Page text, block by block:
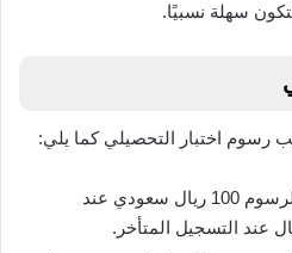
سهلة نسبيًا.
رسوم اختبار التحصيلي كما يلي:
تبلغ الرسوم 100 ريال سعودي عند